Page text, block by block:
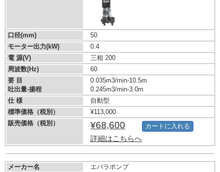
口径(mm)
50
モーター出力(kW)
0.4
電 源(V)
三相 200
周波数(Hz)
60
要 目
吐出量-揚程
0.035m3/min-10.5m
0.245m3/min-3.0m
仕 様
自動型
標準価格（税別）
¥113,000
販売価格（税別）
¥68,600
詳細はこちらへ
カートに入れる
メーカー名
エバラポンプ